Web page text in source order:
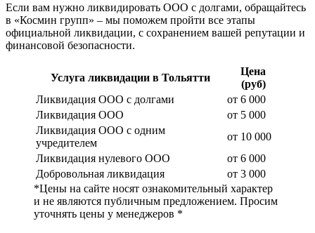
Если вам нужно ликвидировать ООО с долгами, обращайтесь
в «Космин групп» – мы поможем пройти все этапы
официальной ликвидации, с сохранением вашей репутации и
финансовой безопасности.
Услуга ликвидации в Тольятти
Цена
(руб)
Ликвидация ООО с долгами
от 6 000
Ликвидация ООО
от 5 000
Ликвидация ООО с одним
учредителем
от 10 000
Ликвидация нулевого ООО
от 6 000
Добровольная ликвидация
от 3 000
*Цены на сайте носят ознакомительный характер
и не являются публичным предложением. Просим
уточнять цены у менеджеров *